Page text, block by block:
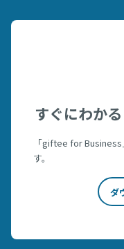
すぐにわか
「giftee for
す。
ダ